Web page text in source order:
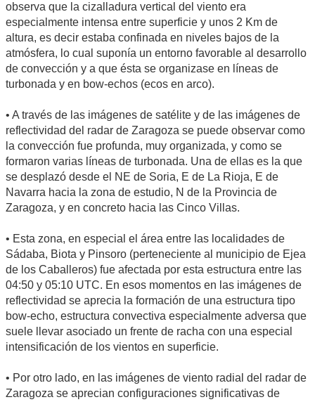
observa que la cizalladura vertical del viento era
especialmente intensa entre superficie y unos 2 Km de
altura, es decir estaba confinada en niveles bajos de la
atmósfera, lo cual suponía un entorno favorable al desarrollo
de convección y a que ésta se organizase en líneas de
turbonada y en bow-echos (ecos en arco).
• A través de las imágenes de satélite y de las imágenes de
reflectividad del radar de Zaragoza se puede observar como
la convección fue profunda, muy organizada, y como se
formaron varias líneas de turbonada. Una de ellas es la que
se desplazó desde el NE de Soria, E de La Rioja, E de
Navarra hacia la zona de estudio, N de la Provincia de
Zaragoza, y en concreto hacia las Cinco Villas.
• Esta zona, en especial el área entre las localidades de
Sádaba, Biota y Pinsoro (perteneciente al municipio de Ejea
de los Caballeros) fue afectada por esta estructura entre las
04:50 y 05:10 UTC. En esos momentos en las imágenes de
reflectividad se aprecia la formación de una estructura tipo
bow-echo, estructura convectiva especialmente adversa que
suele llevar asociado un frente de racha con una especial
intensificación de los vientos en superficie.
• Por otro lado, en las imágenes de viento radial del radar de
Zaragoza se aprecian configuraciones significativas de